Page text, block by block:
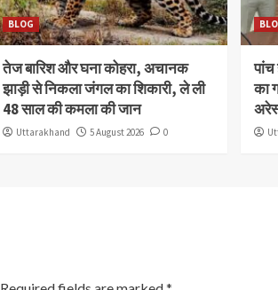
BLOG
तेज बारिश और घना कोहरा, अचानक
झाड़ी से निकला जंगल का शिकारी, ले ली
48 साल की कमला की जान
Uttarakhand 5 August 2026 0
पांच
का